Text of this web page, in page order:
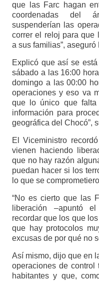
que las Farc hagan
coordenadas del
suspenderían las
correr el reloj para que
a sus familias”, aseguró
Explicó que así se
sábado a las 16:00
domingo a las 00:00
operaciones y eso va
que lo único que
información para
geográfica del Chocó”,
El Viceministro
vienen haciendo
que no hay razón
puedan hacer si los
lo que se
“No es cierto que las
liberación –apuntó
recordar que los que
que hay protocolos
excusas de por qué no
Así mismo, dijo que en
operaciones de
habitantes y que,